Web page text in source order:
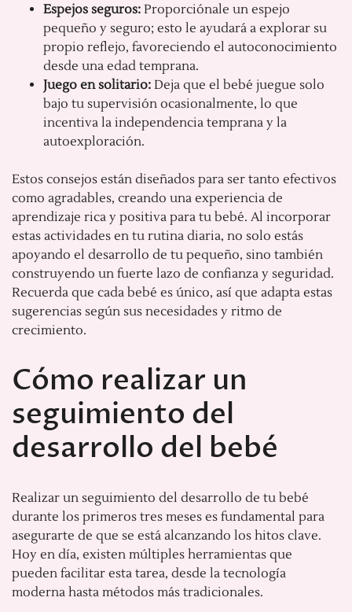
Espejos seguros: Proporciónale un espejo
pequeño y seguro; esto le ayudará a explorar su
propio reflejo, favoreciendo el autoconocimiento
desde una edad temprana.
Juego en solitario: Deja que el bebé juegue solo
bajo tu supervisión ocasionalmente, lo que
incentiva la independencia temprana y la
autoexploración.
Estos consejos están diseñados para ser tanto efectivos
como agradables, creando una experiencia de
aprendizaje rica y positiva para tu bebé. Al incorporar
estas actividades en tu rutina diaria, no solo estás
apoyando el desarrollo de tu pequeño, sino también
construyendo un fuerte lazo de confianza y seguridad.
Recuerda que cada bebé es único, así que adapta estas
sugerencias según sus necesidades y ritmo de
crecimiento.
Cómo realizar un
seguimiento del
desarrollo del bebé
Realizar un seguimiento del desarrollo de tu bebé
durante los primeros tres meses es fundamental para
asegurarte de que se está alcanzando los hitos clave.
Hoy en día, existen múltiples herramientas que
pueden facilitar esta tarea, desde la tecnología
moderna hasta métodos más tradicionales.